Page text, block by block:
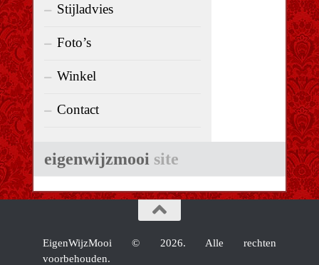
eigenwijzmooi site
Stijladvies
Foto’s
Winkel
Contact
EigenWijzMooi © 2026. Alle rechten
voorbehouden.